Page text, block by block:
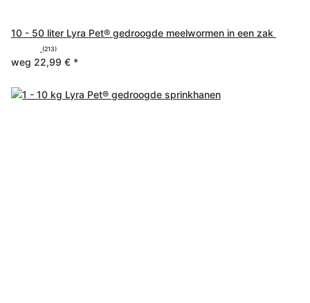
10 - 50 liter Lyra Pet® gedroogde meelwormen in een zak
(213)
weg 22,99 € *